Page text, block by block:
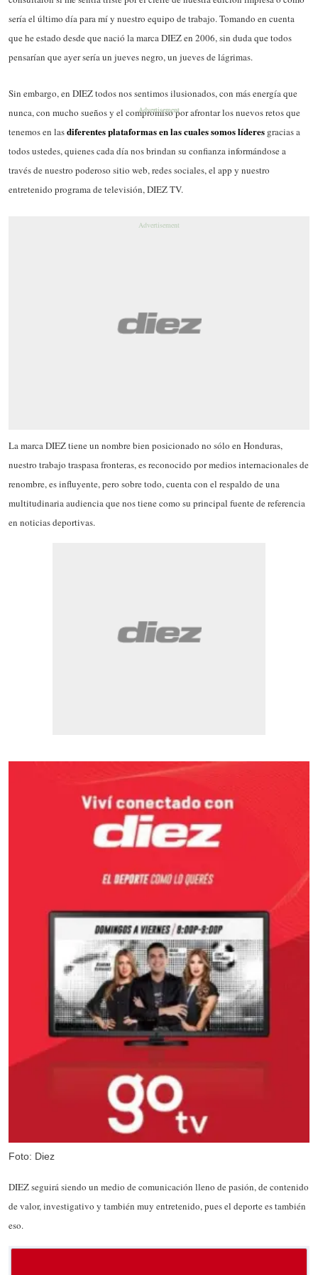
sería el último día para mí y nuestro equipo de trabajo. Tomando en cuenta
que he estado desde que nació la marca DIEZ en 2006, sin duda que todos
pensarían que ayer sería un jueves negro, un jueves de lágrimas.
Sin embargo, en DIEZ todos nos sentimos ilusionados, con más energía que
nunca, con mucho sueños y el compromiso por afrontar los nuevos retos que
tenemos en lasdiferentes plataformas en las cuales somos líderes gracias a
todos ustedes, quienes cada día nos brindan su confianza informándose a
través de nuestro poderoso sitio web, redes sociales, el app y nuestro
entretenido programa de televisión, DIEZ TV.
La marca DIEZ tiene un nombre bien posicionado no sólo en Honduras,
nuestro trabajo traspasa fronteras, es reconocido por medios internacionales de
renombre, es influyente, pero sobre todo, cuenta con el respaldo de una
multitudinaria audiencia que nos tiene como su principal fuente de referencia
en noticias deportivas.
Foto: Diez
DIEZ seguirá siendo un medio de comunicación lleno de pasión, de contenido
de valor, investigativo y también muy entretenido, pues el deporte es también
eso.